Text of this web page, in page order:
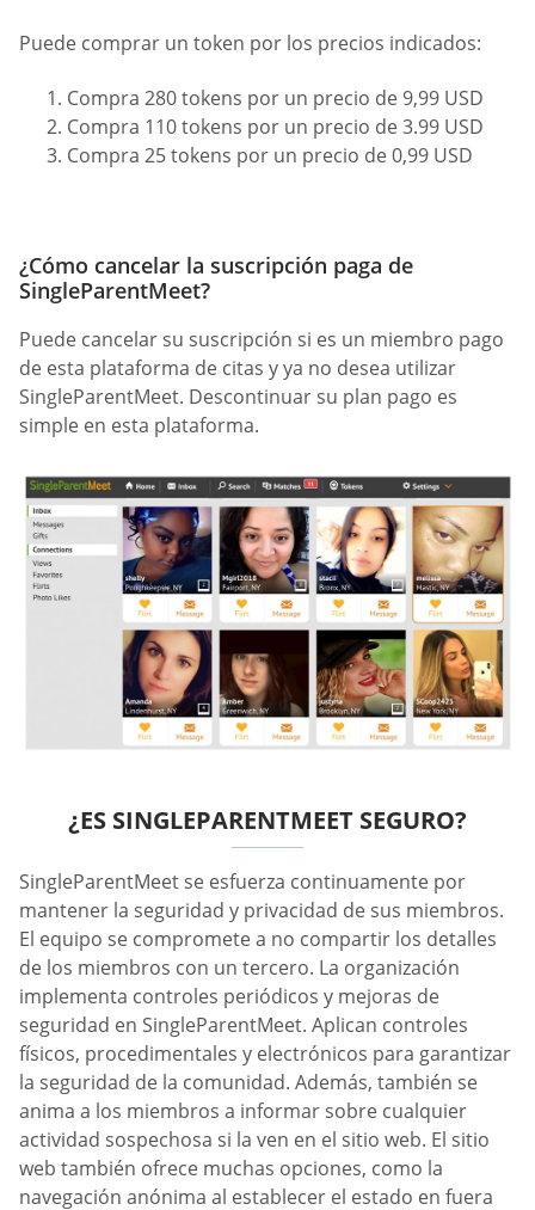
Puede comprar un token por los precios indicados:
Compra 280 tokens por un precio de 9,99 USD
Compra 110 tokens por un precio de 3.99 USD
Compra 25 tokens por un precio de 0,99 USD
¿Cómo cancelar la suscripción paga de
SingleParentMeet?
Puede cancelar su suscripción si es un miembro pago
de esta plataforma de citas y ya no desea utilizar
SingleParentMeet. Descontinuar su plan pago es
simple en esta plataforma.
¿ES SINGLEPARENTMEET SEGURO?
SingleParentMeet se esfuerza continuamente por
mantener la seguridad y privacidad de sus miembros.
El equipo se compromete a no compartir los detalles
de los miembros con un tercero. La organización
implementa controles periódicos y mejoras de
seguridad en SingleParentMeet. Aplican controles
físicos, procedimentales y electrónicos para garantizar
la seguridad de la comunidad. Además, también se
anima a los miembros a informar sobre cualquier
actividad sospechosa si la ven en el sitio web. El sitio
web también ofrece muchas opciones, como la
navegación anónima al establecer el estado en fuera